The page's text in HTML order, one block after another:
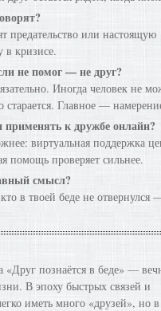
предательство или настоящую
в кризисе.
не помог — не друг?
Иногда человек не
старается. Главное —
к дружбе онлайн?
виртуальная поддержка
помощь проверяет сильнее.
смысл?
в твоей беде не отвернулся
«Друг познаётся в беде» —
В эпоху быстрых связей и
иметь много «друзей», но в